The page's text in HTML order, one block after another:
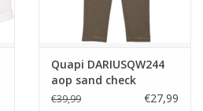
Quapi DARIUSQW244
aop sand check
feestcollectie
€39,99 €27,99